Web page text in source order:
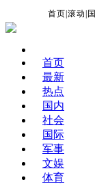
首页 |滚动
首页
最新
热点
国内
社会
国际
军事
文娱
体育